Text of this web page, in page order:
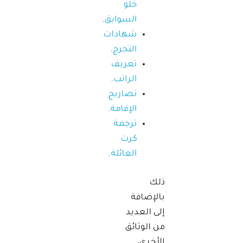
خلو
السوابق.
شهادات
التخرج.
تعريف
الراتب.
تصاريح
الإقامة.
ترجمة
كرت
العائلة.
ذلك
بالإضافة
إلى العديد
من الوثائق